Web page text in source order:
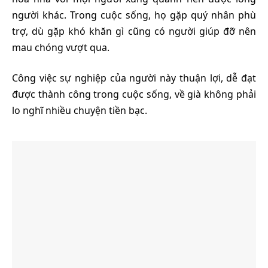
người khác. Trong cuộc sống, họ gặp quý nhân phù
trợ, dù gặp khó khăn gì cũng có người giúp đỡ nên
mau chóng vượt qua.
Công việc sự nghiệp của người này thuận lợi, dễ đạt
được thành công trong cuộc sống, về già không phải
lo nghĩ nhiều chuyện tiền bạc.